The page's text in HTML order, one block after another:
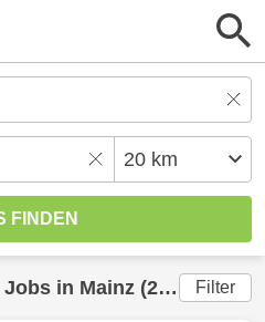
Jobs in Mainz (20 km) gefunden Filter